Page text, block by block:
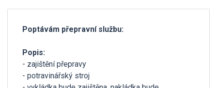
Poptávám přepravní službu:
Popis:
- zajištění přepravy
- potravinářský stroj